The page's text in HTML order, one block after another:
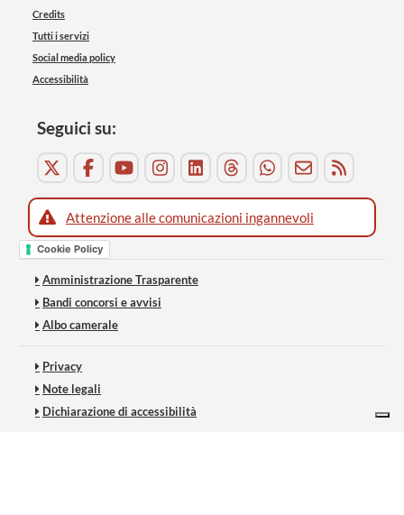
Credits
Tutti i servizi
Social media policy
Accessibilità
Seguici su:
Attenzione alle comunicazioni ingannevoli
Cookie Policy
Amministrazione Trasparente
Bandi concorsi e avvisi
Albo camerale
Privacy
Note legali
Dichiarazione di accessibilità